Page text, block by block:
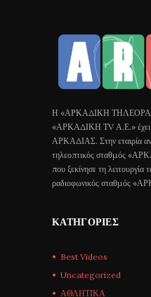
Η «ΑΡΚΑΔΙΚΗ ΤΗΛΕΟΡΑΣΗ
«ΑΡΚΑΔΙΚΗ ΤV Α.Ε.»
ΑΡΚΑΔΙΑΣ. Στην εταιρία
τηλεοπτικός σταθμός
που ξεκίνησε τη λειτουργία
ραδιοφωνικός σταθμός
ΚΑΤΗΓΟΡΊΕΣ
Best Videos
Uncategorized
ΑΘΛΗΤΙΚΑ